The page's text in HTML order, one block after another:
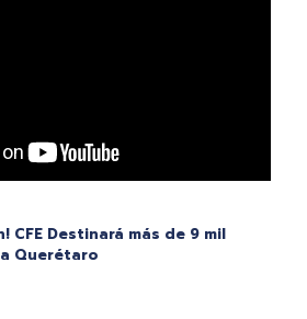
CFE Destinará más de 9 mil
Querétaro